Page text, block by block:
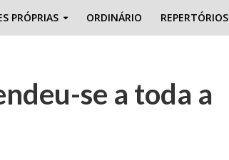
PRÓPRIAS ORDINÁRIO REPERTÓRIOS
se a toda a